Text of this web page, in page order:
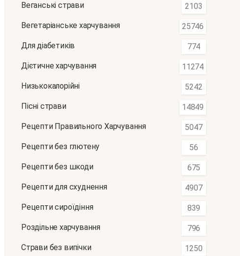
Веганські страви 2103
Вегетаріанське харчування 25746
Для діабетиків 774
Дієтичне харчування 11274
Низькокалорійні 5242
Пісні страви 14849
Рецепти Правильного Харчування 5047
Рецепти без глютену 56
Рецепти без шкоди 675
Рецепти для схуднення 4907
Рецепти сироїдіння 839
Роздільне харчування 796
Страви без випічки 1250